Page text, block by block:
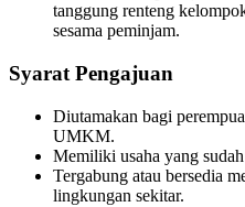
tanggung renteng
sesama peminjam.
Syarat Pengajuan
Diutamakan bagi
UMKM.
Memiliki usaha yang
Tergabung atau bersedia
lingkungan sekitar.